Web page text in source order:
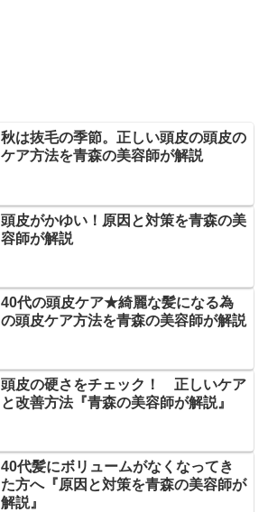
秋は抜毛の季節。正しい頭皮の頭皮の
ケア方法を青森の美容師が解説
頭皮がかゆい！原因と対策を青森の美
容師が解説
40代の頭皮ケア★綺麗な髪になる為
の頭皮ケア方法を青森の美容師が解説
頭皮の硬さをチェック！ 正しいケア
と改善方法『青森の美容師が解説』
40代髪にボリュームがなくなってき
た方へ『原因と対策を青森の美容師が
解説』